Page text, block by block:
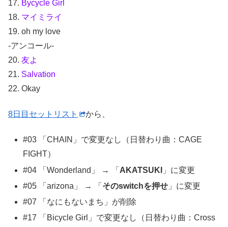
17. Bycycle Girl
18. マイミライ
19. oh my love
-アンコール-
20. 友よ
21. Salvation
22. Okay
8日目セットリスト から、
#03 「CHAIN」で変更なし（日替わり曲：CAGE
FIGHT）
#04 「Wonderland」 → 「 AKATSUKI
」に変更
#05 「arizona」 → 「 そのswitchを押せ 」に変更
#07 「なにもないまち」が削除
#17 「Bicycle Girl」で変更なし（日替わり曲：Cross